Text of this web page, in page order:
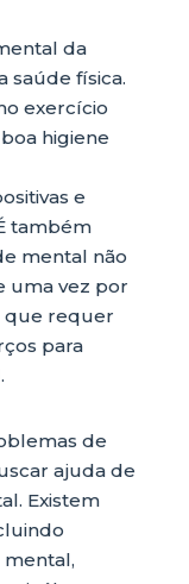
da
saúde física.
exercício
higiene
e
também
mental não
uma vez por
que requer
para
de
ajuda de
Existem